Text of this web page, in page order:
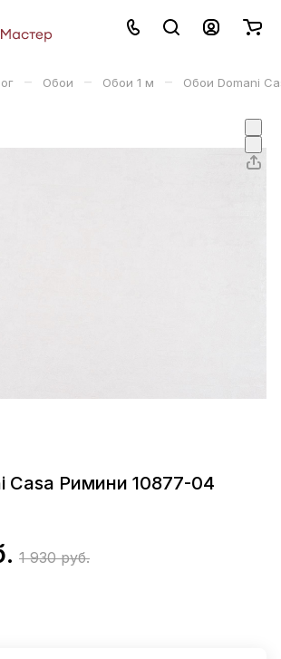
– Обои – Обои 1 м – Обои Domani
Casa Римини 10877-04
1 930 руб.